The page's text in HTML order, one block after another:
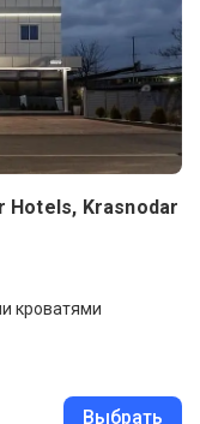
Hotels, Krasnodar
кроватями
Выбрать